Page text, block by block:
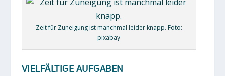
Zeit für Zuneigung ist manchmal leider knapp. Foto:
pixabay
VIELFÄLTIGE AUFGABEN